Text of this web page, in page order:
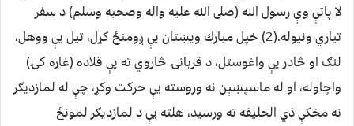
لا پاتې وې رسول الله (صلى الله عليه واله وصحبه وسلم) د سفر
تياري ونيوله.(2) خپل مبارك ويښتان يې ږومنځ كړل، تيل يې ووهل،
لنګ او څادر يې واغوستل، د قربانۍ څاروي ته يې قلاده (غاړه كۍ)
واچاوله، او له ماسپښېن نه وروسته يې حركت وكړ، چې له لمازديګر
نه مخكې ذي الحليفه ته ورسيد، هلته يې د لمازديګر لمونځ